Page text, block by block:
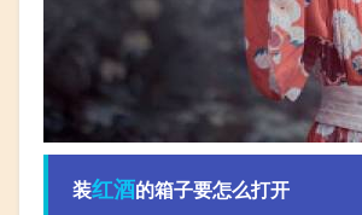
装红酒的箱子要怎么打开